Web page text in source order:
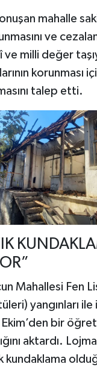
mahalle
ve
ve milli değer
korunması
talep etti.
Mahallesi Fen
yangınları
bir
aktardı.
kundaklama